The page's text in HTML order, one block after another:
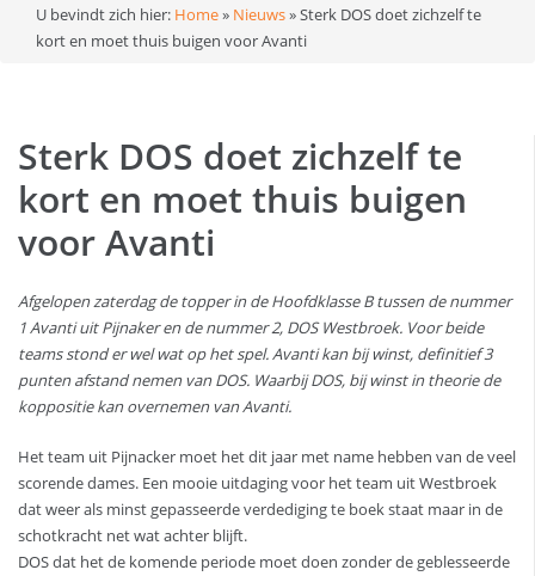
U bevindt zich hier: Home» Nieuws»Sterk DOS doet zichzelf te
kort en moet thuis buigen voor Avanti
Sterk DOS doet zichzelf te
kort en moet thuis buigen
voor Avanti
Afgelopen zaterdag de topper in de Hoofdklasse B tussen de nummer
1 Avanti uit Pijnaker en de nummer 2, DOS Westbroek. Voor beide
teams stond er wel wat op het spel. Avanti kan bij winst, definitief 3
punten afstand nemen van DOS. Waarbij DOS, bij winst in theorie de
koppositie kan overnemen van Avanti.
Het team uit Pijnacker moet het dit jaar met name hebben van de veel
scorende dames. Een mooie uitdaging voor het team uit Westbroek
dat weer als minst gepasseerde verdediging te boek staat maar in de
schotkracht net wat achter blijft.
DOS dat het de komende periode moet doen zonder de geblesseerde